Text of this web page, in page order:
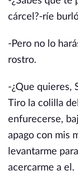
cárcel?-ríe
-Pero no lo
rostro.
-¿Que quieres,
Tiro la colilla
enfurecerse,
apago con mis
levantarme
acercarme a el.